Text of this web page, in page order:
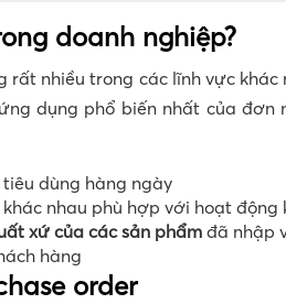
doanh nghiệp?
nhiều trong các lĩnh vực khác
dụng phổ biến nhất của đơn
dùng hàng ngày
nhau phù hợp với hoạt động
xứ của các sản phẩm đã nhập
hàng
order